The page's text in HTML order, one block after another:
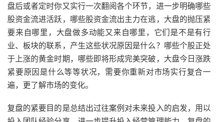
盘后或者定时你又实行一次翻阅各个环节，进一步明确哪些
股资金流进活跃，哪些股资金流出主力在逃，大盘的抛压紧
要来自哪里，大盘做多动能又来自哪里，它们是不是有行
业、板块的联系，产生这些状况原因是什么？哪些个股正处
于上涨的黄金时期，哪些即将形成完美突破，大盘今日涨跌
紧要原因是什么等等状况，需要你重新对市场实行复合一
遍，更了解市场的变化。
复盘的紧要目的是总结出过往案例对未来投入的启发，用以